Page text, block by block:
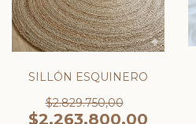
SILLÓN ESQUINERO
$2.829.750,00
$2.263.800,00